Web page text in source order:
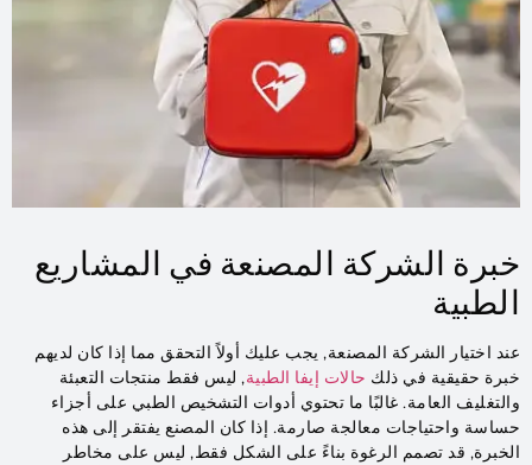
خبرة الشركة المصنعة في المشاريع
الطبية
عند اختيار الشركة المصنعة, يجب عليك أولاً التحقق مما إذا كان لديهم
خبرة حقيقية في ذلك حالات إيفا الطبية, ليس فقط منتجات التعبئة
والتغليف العامة. غالبًا ما تحتوي أدوات التشخيص الطبي على أجزاء
حساسة واحتياجات معالجة صارمة. إذا كان المصنع يفتقر إلى هذه
الخبرة, قد تصمم الرغوة بناءً على الشكل فقط, ليس على مخاطر